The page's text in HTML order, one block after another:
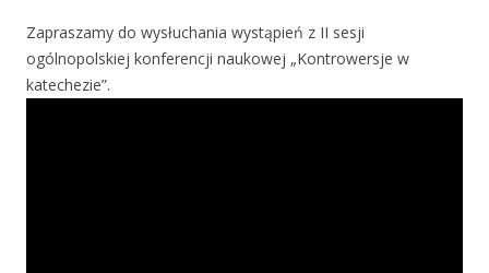
Zapraszamy do wysłuchania wystąpień z II sesji
ogólnopolskiej konferencji naukowej „Kontrowersje w
katechezie”.